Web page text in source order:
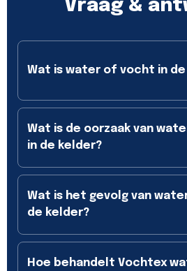
Vraag &
Wat is water of vocht in
Wat is de oorzaak van
in de kelder?
Wat is het gevolg van
de kelder?
Hoe behandelt Vochtex